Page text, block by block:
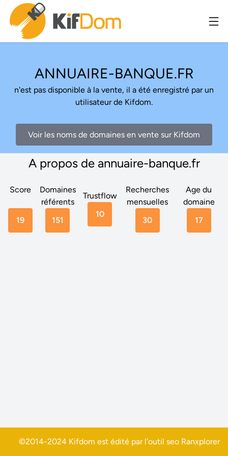
ANNUAIRE-BANQUE.FR
n'est pas disponible à la vente, il a été enregistré par un
utilisateur de Kifdom.
Voir les noms de domaines en vente sur Kifdom
A propos de annuaire-banque.fr
Score
19
Domaines
référents
151
Trustflow
10
Recherches
mensuelles
30
Age du
domaine
17
©2014-2024 Kifdom est édité par l'outil seo Ranxplorer